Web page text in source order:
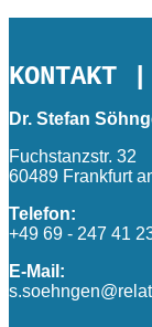
KONTAKT |
Dr. Stefan
Fuchstanzstr. 32
60489 Frankfurt
Telefon:
+49 69 - 247 41
E-Mail: